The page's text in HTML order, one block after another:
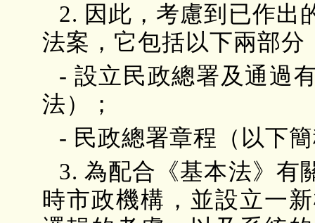
2. 因此，考慮到已作出
法案，它包括以下兩部分
- 設立民政總署及通過
法）；
- 民政總署章程（以下
3. 為配合《基本法》有
時市政機構，並設立一